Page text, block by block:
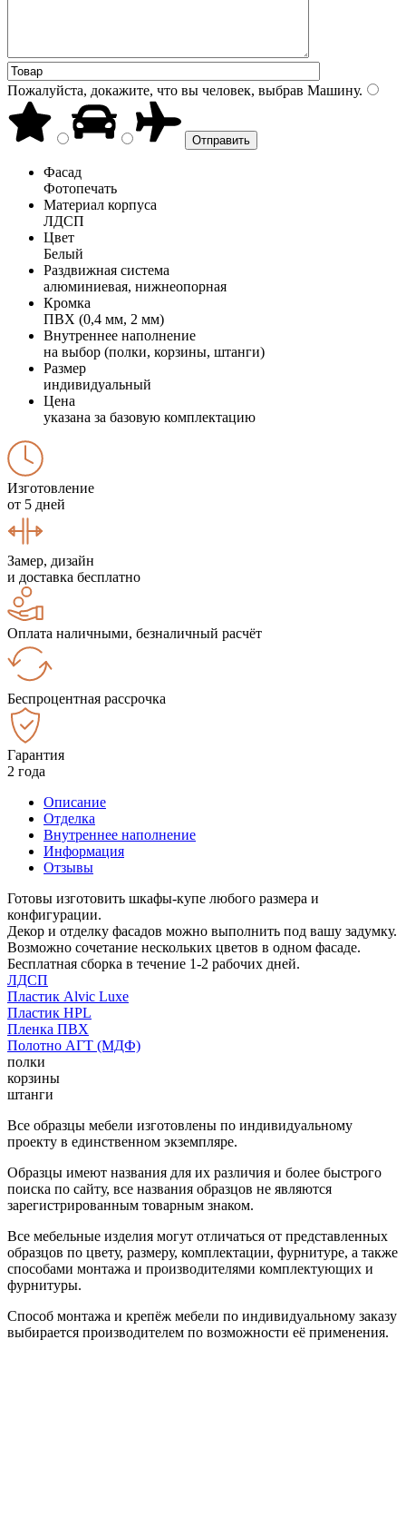
Пожалуйста, докажите, что вы человек, выбрав Машину.
Фасад
Фотопечать
Материал корпуса
ЛДСП
Цвет
Белый
Раздвижная система
алюминиевая, нижнеопорная
Кромка
ПВХ (0,4 мм, 2 мм)
Внутреннее наполнение
на выбор (полки, корзины, штанги)
Размер
индивидуальный
Цена
указана за базовую комплектацию
Изготовление
от 5 дней
Замер, дизайн
и доставка бесплатно
Оплата наличными, безналичный расчёт
Беспроцентная рассрочка
Гарантия
2 года
Описание
Отделка
Внутреннее наполнение
Информация
Отзывы
Готовы изготовить шкафы-купе любого размера и
конфигурации.
Декор и отделку фасадов можно выполнить под вашу задумку.
Возможно сочетание нескольких цветов в одном фасаде.
Бесплатная сборка в течение 1-2 рабочих дней.
ЛДСП
Пластик Alvic Luxe
Пластик HPL
Пленка ПВХ
Полотно АГТ (МДФ)
полки
корзины
штанги
Все образцы мебели изготовлены по индивидуальному
проекту в единственном экземпляре.
Образцы имеют названия для их различия и более быстрого
поиска по сайту, все названия образцов не являются
зарегистрированным товарным знаком.
Все мебельные изделия могут отличаться от представленных
образцов по цвету, размеру, комплектации, фурнитуре, а также
способами монтажа и производителями комплектующих и
фурнитуры.
Способ монтажа и крепёж мебели по индивидуальному заказу
выбирается производителем по возможности её применения.